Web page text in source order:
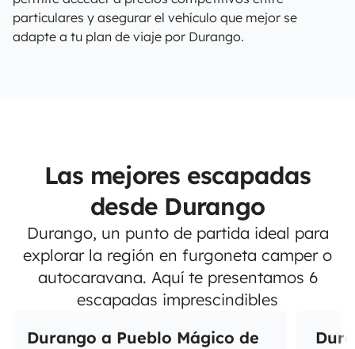
particulares y asegurar el vehículo que mejor se
adapte a tu plan de viaje por Durango.
Las mejores escapadas
desde Durango
Durango, un punto de partida ideal para
explorar la región en furgoneta camper o
autocaravana. Aquí te presentamos 6
escapadas imprescindibles
Durango a Pueblo Mágico de